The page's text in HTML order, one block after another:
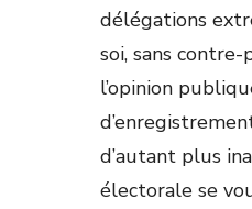
délégations
soi, sans
l’opinion
d’autant plus
électorale se